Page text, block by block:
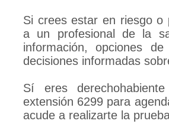
Si crees estar en riesgo o
a un profesional de la
información, opciones
decisiones informadas
Sí eres
extensión 6299 para
acude a realizarte la